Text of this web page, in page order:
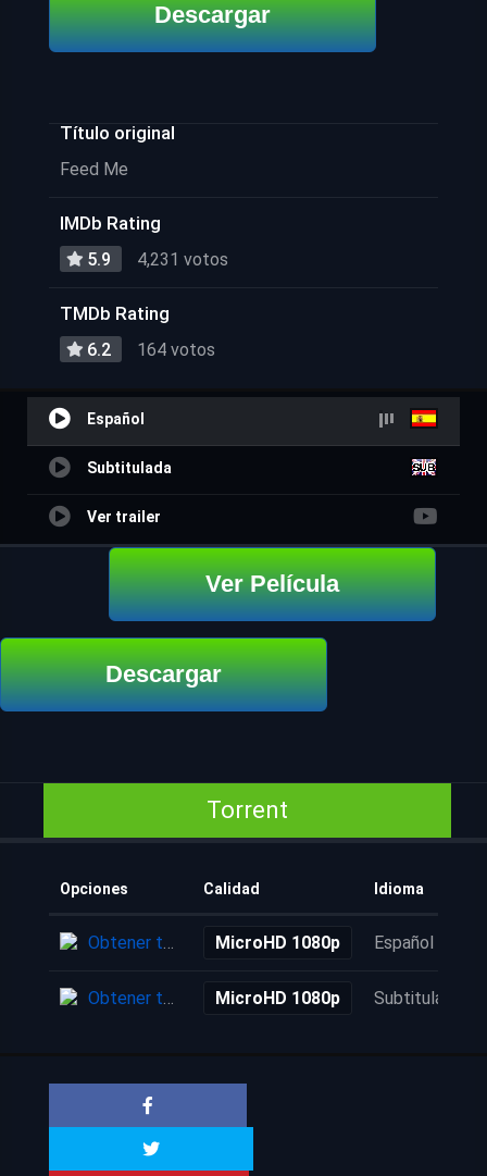
Descargar
Título original
Feed Me
IMDb Rating
5.9 4,231 votos
TMDb Rating
6.2 164 votos
Español
Subtitulada
Ver trailer
Ver Película
Descargar
Torrent
Opciones Calidad Idioma
Obtener torrent MicroHD 1080p Español
Obtener torrent MicroHD 1080p Subtitulada